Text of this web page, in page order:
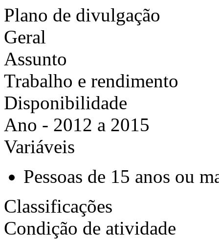
Plano de divulgação
Geral
Assunto
Trabalho e rendimento
Disponibilidade
Ano - 2012 a 2015
Variáveis
Pessoas de 15 anos ou
Classificações
Condição de atividade